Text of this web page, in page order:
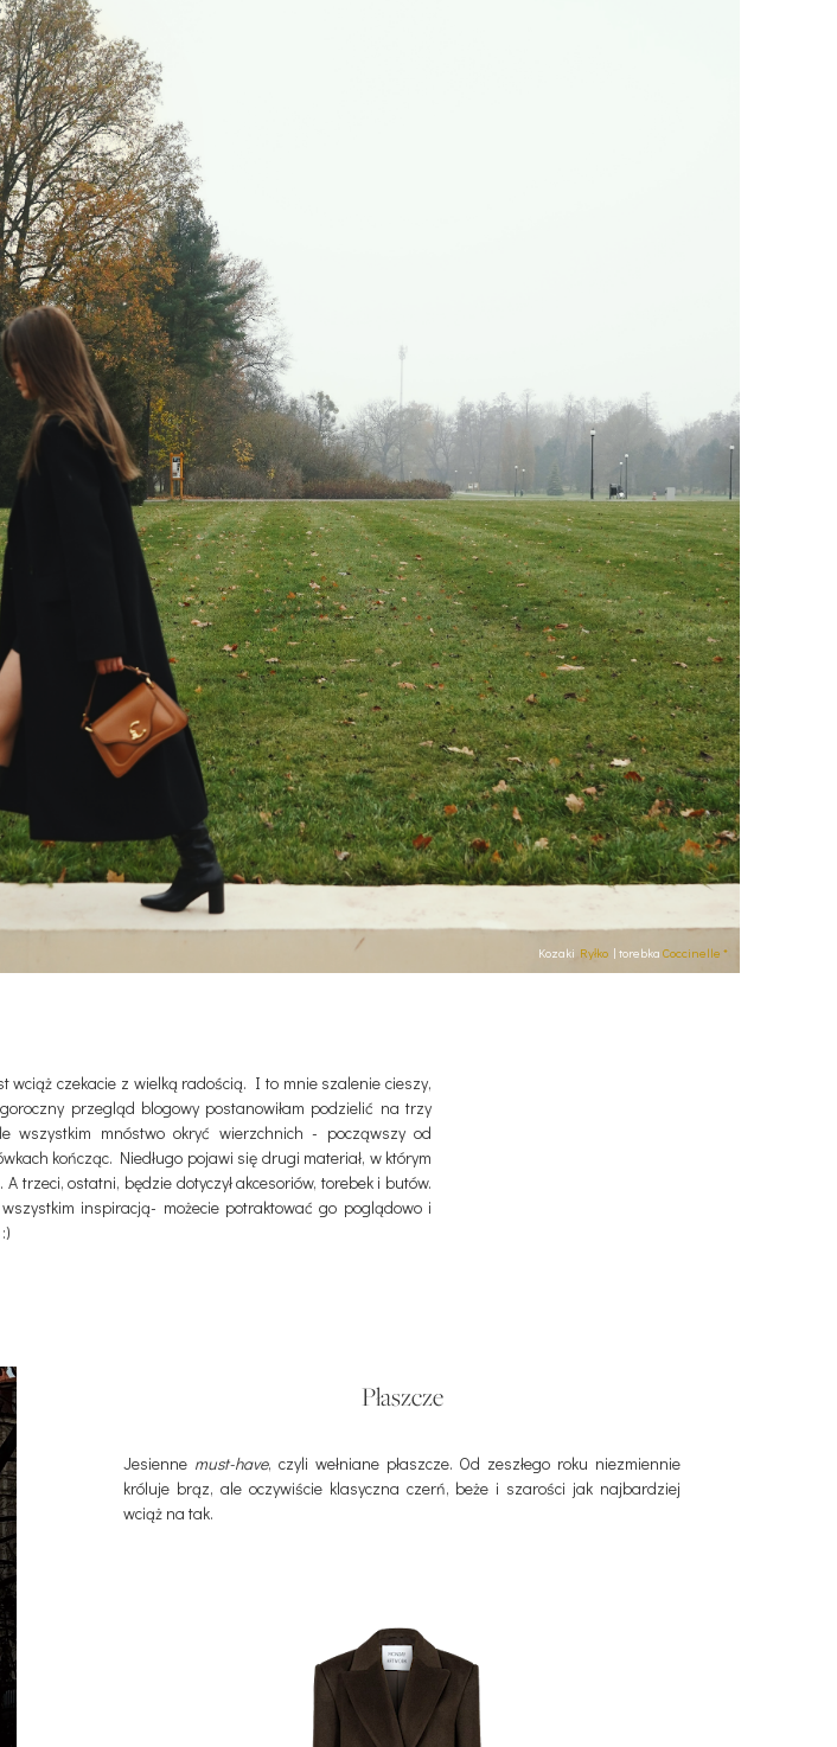
Kozaki Ryłko | torebka Coccinelle *
czekacie z wielką radością. I to mnie szalenie cieszy,
przegląd blogowy postanowiłam podzielić na trzy
wszystkim mnóstwo okryć wierzchnich - począwszy od
kończąc. Niedługo pojawi się drugi materiał, w którym
trzeci, ostatni, będzie dotyczył akcesoriów, torebek i butów.
inspiracją- możecie potraktować go poglądowo i
Płaszcze
Jesienne must-have, czyli wełniane płaszcze. Od zeszłego roku niezmiennie
króluje brąz, ale oczywiście klasyczna czerń, beże i szarości jak najbardziej
wciąż na tak.